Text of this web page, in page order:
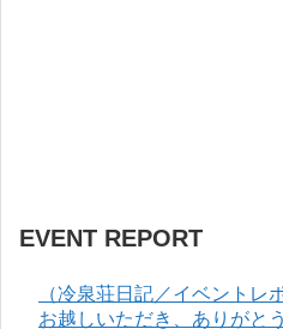
EVENT REPORT
（冷泉荘日記／イベント
お越しいただき、ありがと